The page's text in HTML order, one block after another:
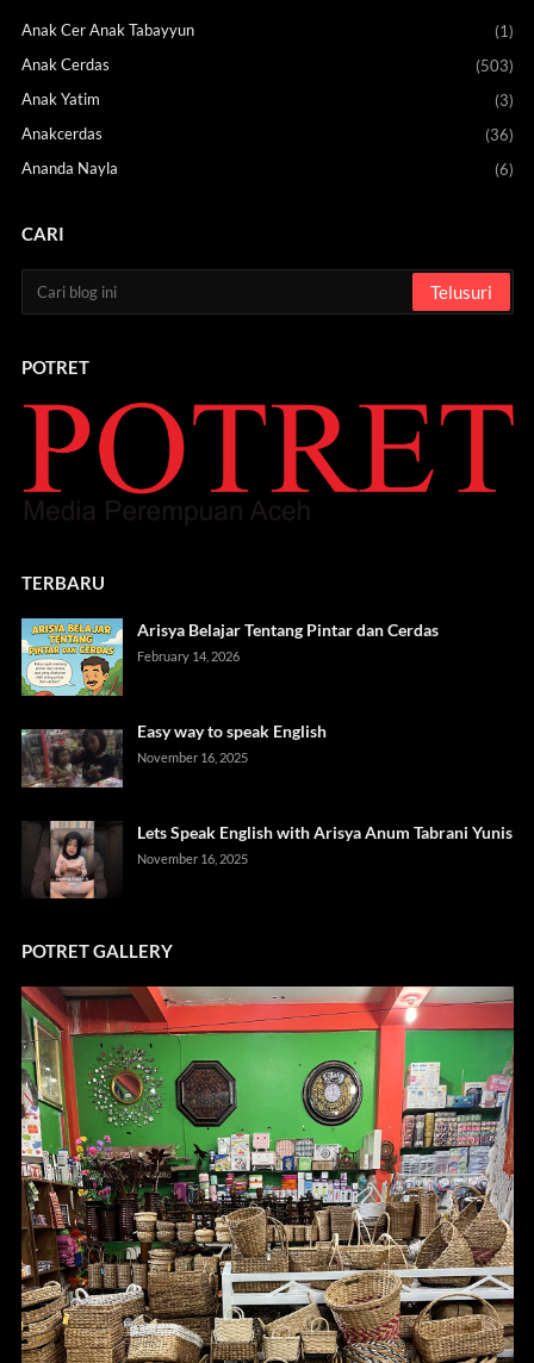
Anak Cer Anak Tabayyun
(1)
Anak Cerdas
(503)
Anak Yatim
(3)
Anakcerdas
(36)
Ananda Nayla
(6)
CARI
POTRET
TERBARU
Arisya Belajar Tentang Pintar dan Cerdas
February 14, 2026
Easy way to speak English
November 16, 2025
Lets Speak English with Arisya Anum Tabrani Yunis
November 16, 2025
POTRET GALLERY